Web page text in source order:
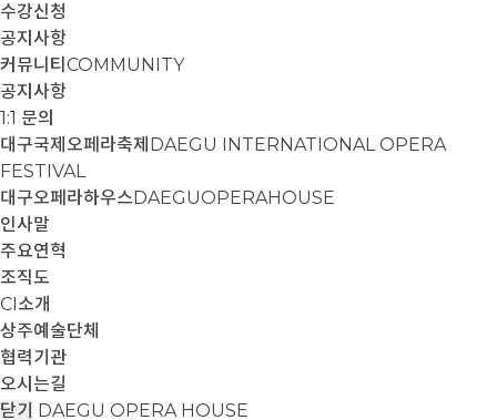
수강신청
공지사항
커뮤니티 COMMUNITY
공지사항
1:1 문의
대구국제오페라축제 DAEGU INTERNATIONAL OPERA
FESTIVAL
대구오페라하우스DAEGUOPERAHOUSE
인사말
주요연혁
조직도
CI소개
상주예술단체
협력기관
오시는길
닫기 DAEGU OPERA HOUSE